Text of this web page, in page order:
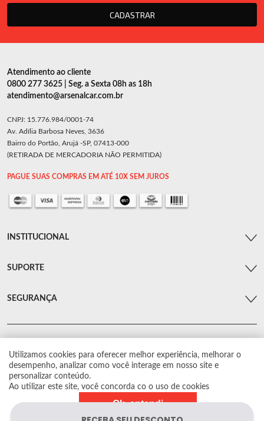
CADASTRAR
Utilizamos cookies para oferecer melhor experiência, melhorar o
desempenho, analizar como você interage em nosso site e
personalizar conteúdo.
Ao utilizar este site, você concorda co o uso de cookies
Ok, entendi
Atendimento ao cliente
0800 277 3625 | Seg. a Sexta 08h as 18h
atendimento@arsenalcar.com.br
CNPJ: 15.776.984/0001-74
Av. Adília Barbosa Neves, 3636
Bairro do Portão, Arujá -SP, 07413-000
(RETIRADA DE MERCADORIA NÃO PERMITIDA)
PAGUE SUAS COMPRAS EM ATÉ 10X SEM JUROS
INSTITUCIONAL
SUPORTE
SEGURANÇA
© Arsenal Car. Todos os direitos reservados.
Proibida reprodução total ou parcial. Preços e estoque sujeito a alterações sem
aviso prévio.